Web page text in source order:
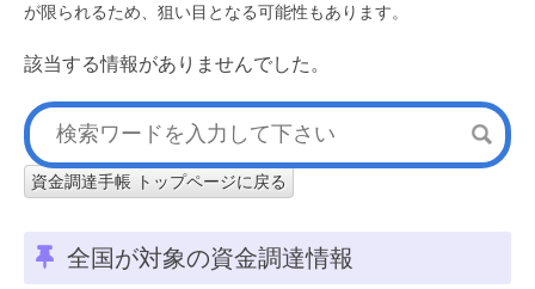
が限られるため、狙い目となる可能性もあります。
該当する情報がありませんでした。
資金調達手帳 トップページに戻る
全国が対象の資金調達情報